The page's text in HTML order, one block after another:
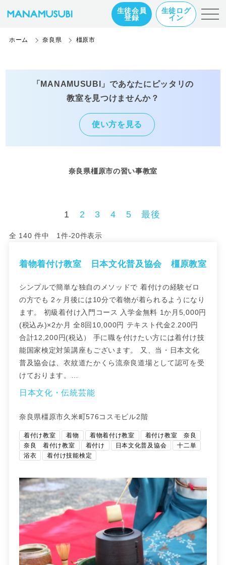
生徒会員
登録
生徒ログ
イン
ホーム 奈良県 橿原市
「MANAMUSUBI」であなたにピッタリの
教室を見つけませんか？
使い方を見る
奈良県橿原市の習い事教室
1 2 3 4 5 最後
全 140 件中 1件-20件表示
着物着付け教室 日本文化普及協会 橿原教室
シンプルで簡単な独自のメソッドで 着付けの経験ゼロ
の方でも 2ヶ月後には10分で着物が着られるようになり
ます。 初級着付け入門コース 入学金無料 1か月5,000円
(税込み)×2か月 全8回10,000円 テキスト代金2.200円
合計12,200円(税込） 手に職を付けたい方には着付け技
能国家検定対策講座もございます。 又、当・日本文化
普及協会は、衣紋道たかくら流奈良道場として認可を受
けております。…
日本文化・伝統芸能
奈良県橿原市久米町576コスモビル2階
着付け教室 着物 着物着付け教室
着付け教室 奈良
奈良 着付け教室
着付け 日本文化普及協会
十二単
浴衣
着付け技能検定